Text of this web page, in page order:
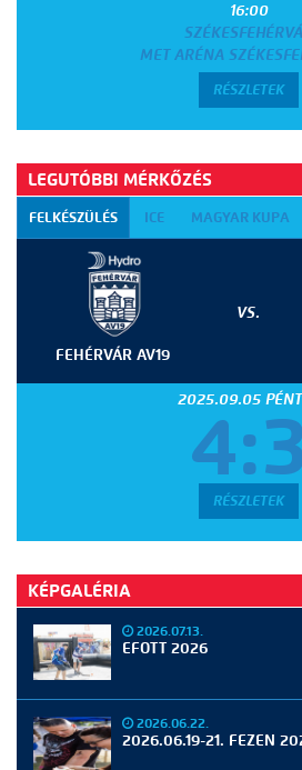
16:00
MET ARÉNA
RÉSZLETEK
LEGUTÓBBI MÉRKŐZÉS
FELKÉSZÜLÉS ICE MAGYAR KUPA
FEHÉRVÁR AV19
VS.
2025.09.05
RÉSZLETEK
KÉPGALÉRIA
2026.07.13.
EFOTT 2026
2026.06.22.
2026.06.19-21. FEZEN